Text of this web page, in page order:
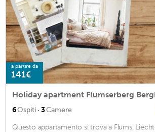
a partire da
141€
6Ospiti · 3Camere
Questo appartamento si trova a Flums.